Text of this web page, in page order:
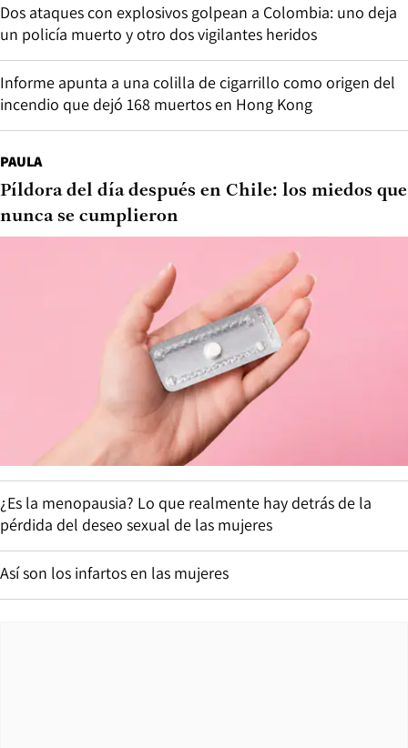
Dos ataques con explosivos golpean a Colombia: uno deja
un policía muerto y otro dos vigilantes heridos
Informe apunta a una colilla de cigarrillo como origen del
incendio que dejó 168 muertos en Hong Kong
PAULA
Píldora del día después en Chile: los miedos que
nunca se cumplieron
¿Es la menopausia? Lo que realmente hay detrás de la
pérdida del deseo sexual de las mujeres
Así son los infartos en las mujeres